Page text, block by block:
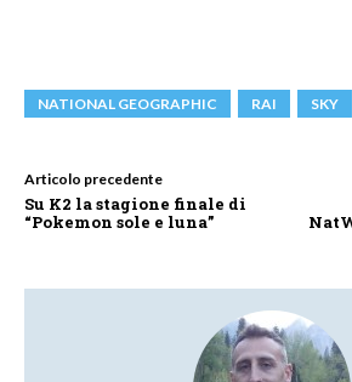
NATIONAL GEOGRAPHIC RAI SKY
Articolo precedente
Su K2 la stagione finale di
“Pokemon sole e luna”